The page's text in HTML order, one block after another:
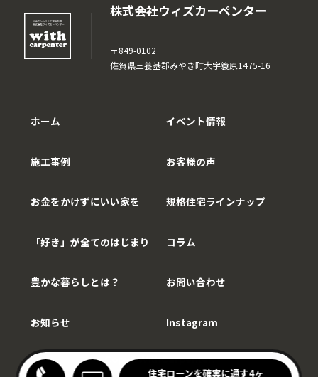
株式会社ウィズカーペンター
〒849-0102
佐賀県三養基郡みやき町大字簑原1475-16
ホーム
施工事例
お金をかけずにいい家を
「好き」が全てのはじまり
豊かな暮らしとは？
お知らせ
イベント情報
お客様の声
規格住宅ラインナップ
コラム
お問い合わせ
Instagram
Copy©WithCarpenter.
キッチンの家見学会 住宅ローンを確実に通す4ヶ